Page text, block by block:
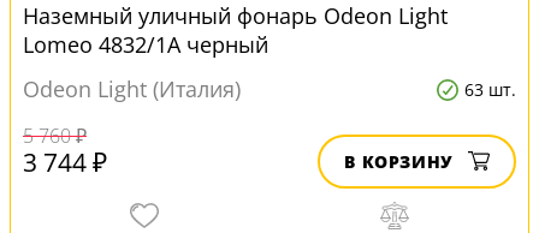
Наземный уличный фонарь Odeon Light
Lomeo 4832/1A черный
Odeon Light (Италия)
63 шт.
5 760 ₽
3 744 ₽ В КОРЗИНУ